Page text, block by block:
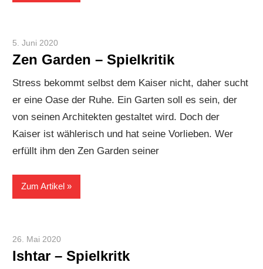
5. Juni 2020
Zen Garden – Spielkritik
Stress bekommt selbst dem Kaiser nicht, daher sucht
er eine Oase der Ruhe. Ein Garten soll es sein, der
von seinen Architekten gestaltet wird. Doch der
Kaiser ist wählerisch und hat seine Vorlieben. Wer
erfüllt ihm den Zen Garden seiner
Zum Artikel
26. Mai 2020
Ishtar – Spielkritk